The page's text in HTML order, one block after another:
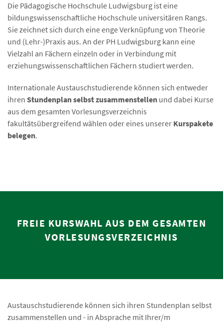
Die Pädagogische Hochschule Ludwigsburg ist eine
bildungswissenschaftliche Hochschule universitären Rangs.
Sie zeichnet sich durch eine enge Verknüpfung von Theorie
und (Lehr-)Praxis aus. An der PH Ludwigsburg kann eine
Vielzahl an Fächern einzeln oder in Verbindung mit
erziehungswissenschaftlichen Fächern studiert werden.
Internationale Austauschstudierende können sich entweder
ihren Stundenplan selbst zusammenstellen und dabei Kurse
aus dem gesamten Vorlesungsverzeichnis
fakultätsübergreifend wählen oder eines unserer Kurspakete
belegen.
FREIE KURSWAHL AUS DEM GESAMTEN
VORLESUNGSVERZEICHNIS
Austauschstudierende können sich ihren Stundenplan selbst
zusammenstellen und - in Absprache mit Ihrer/m